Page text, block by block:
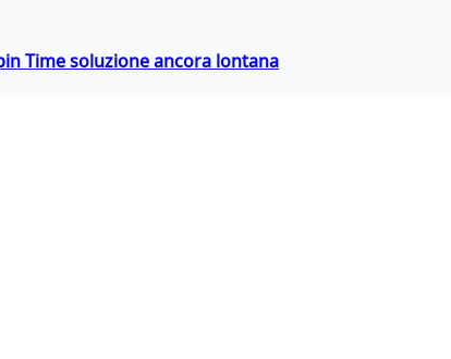
Time soluzione ancora lontana